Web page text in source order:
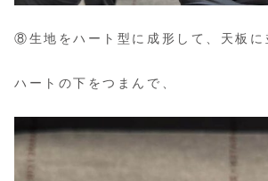
⑧生地をハート型に成形して、天板に
ハートの下をつまんで、